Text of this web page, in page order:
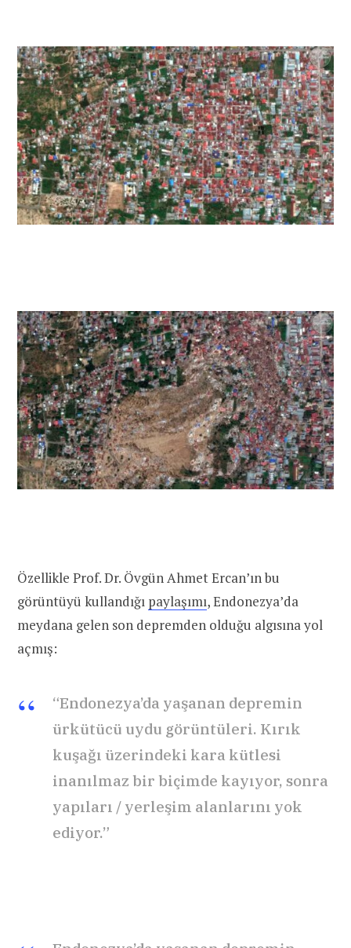
Özellikle Prof. Dr. Övgün Ahmet Ercan’ın bu
görüntüyü kullandığı paylaşımı, Endonezya’da
meydana gelen son depremden olduğu algısına yol
açmış:
“Endonezya’da yaşanan depremin
ürkütücü uydu görüntüleri. Kırık
kuşağı üzerindeki kara kütlesi
inanılmaz bir biçimde kayıyor, sonra
yapıları / yerleşim alanlarını yok
ediyor.”